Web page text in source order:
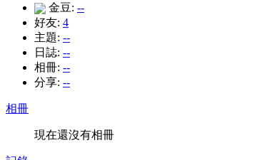
金豆: --
好友: 4
主題: --
日誌: --
相冊: --
分享: --
相冊
現在還沒有相冊